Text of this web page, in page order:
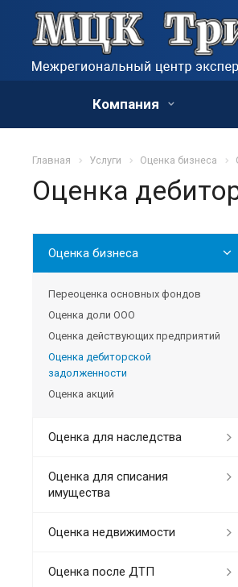
Компания
Главная Услуги Оценка бизнеса
Оценка
Оценка бизнеса
Переоценка основных фондов
Оценка доли ООО
Оценка действующих предприятий
Оценка дебиторской
задолженности
Оценка акций
Оценка для наследства
Оценка для списания
имущества
Оценка недвижимости
Оценка после ДТП